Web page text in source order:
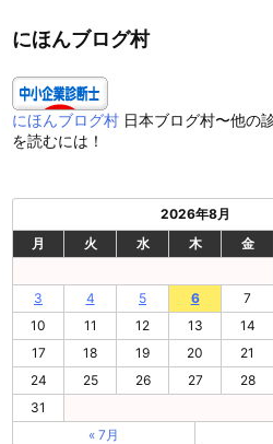
ー
にほんブログ村
にほんブログ村 日本ブログ村〜他の
を読むには！
2026年8月
月
火 水 木 金
3
4 5 6 7
10
11 12 13 14
17
18 19 20 21
24
25 26 27 28
31
« 7月